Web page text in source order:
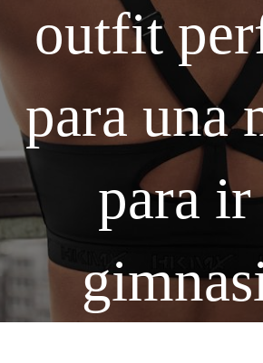
outfit
para una
para